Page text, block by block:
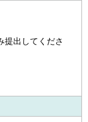
出してくださ